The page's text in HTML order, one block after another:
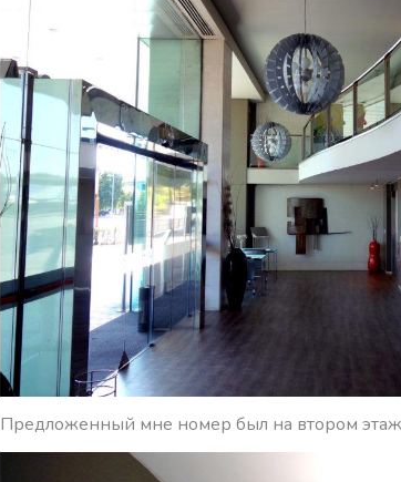
Предложенный мне номер был на втором